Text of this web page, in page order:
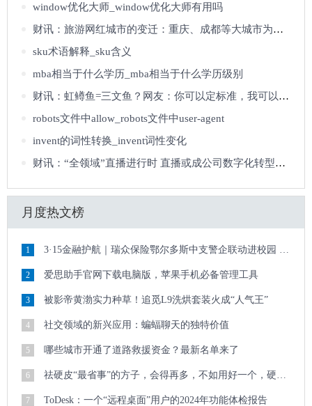
window优化大师_window优化大师有用吗
财讯：旅游网红城市的变迁：重庆、成都等大城市为何受欢迎
sku术语解释_sku含义
mba相当于什么学历_mba相当于什么学历级别
财讯：虹鳟鱼=三文鱼？网友：你可以定标准，我可以不吃
robots文件中allow_robots文件中user-agent
invent的词性转换_invent词性变化
财讯：“全领域”直播进行时 直播或成公司数字化转型重要入口
月度热文榜
1
2 爱思助手官网下载电脑版，苹果手机必备管理工具
3 被影帝黄渤实力种草！追觅L9洗烘套装火成“人气王”
4 社交领域的新兴应用：蝙蝠聊天的独特价值
5 哪些城市开通了道路救援资金？最新名单来了
6
7 ToDesk：一个“远程桌面”用户的2024年功能体检报告